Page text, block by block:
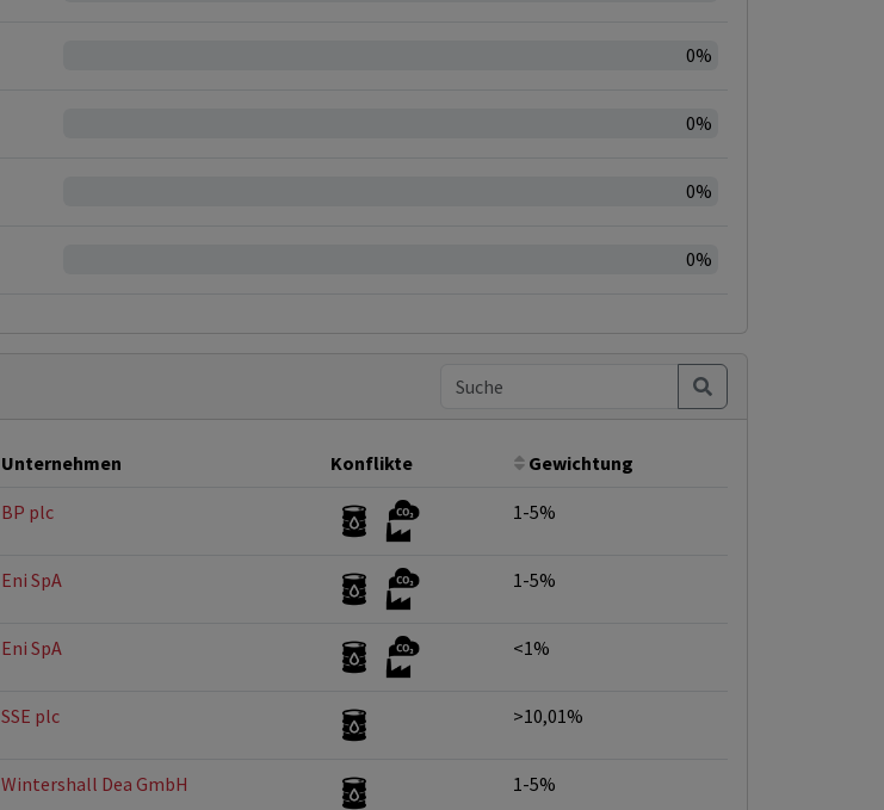
0%
0%
0%
0%
Unternehmen Konflikte Gewichtung
BP plc 1-5%
Eni SpA 1-5%
Eni SpA <1%
SSE plc >10,01%
Wintershall Dea GmbH 1-5%